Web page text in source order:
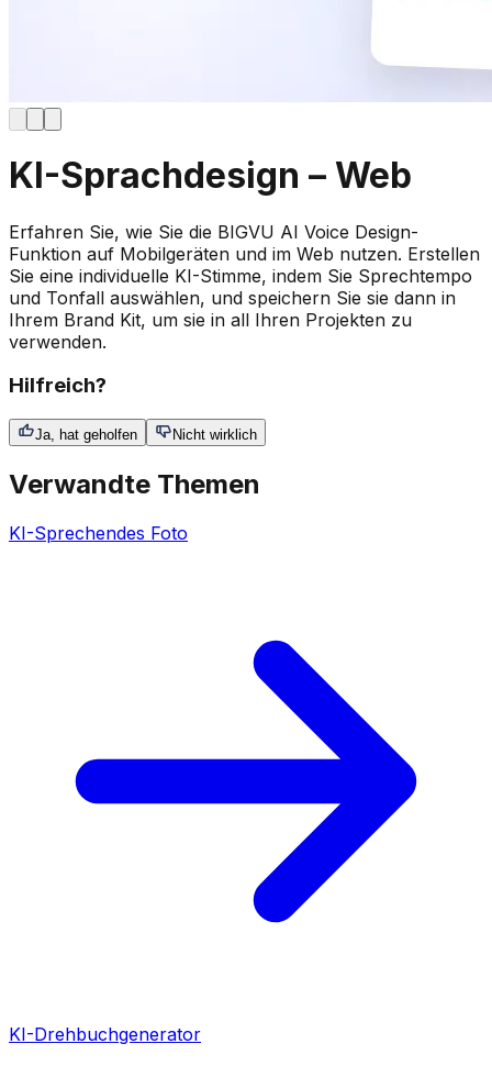
KI-Sprachdesign – Web
Erfahren Sie, wie Sie die BIGVU AI Voice Design-
Funktion auf Mobilgeräten und im Web nutzen. Erstellen
Sie eine individuelle KI-Stimme, indem Sie Sprechtempo
und Tonfall auswählen, und speichern Sie sie dann in
Ihrem Brand Kit, um sie in all Ihren Projekten zu
verwenden.
Hilfreich?
Ja, hat geholfen Nicht wirklich
Verwandte Themen
KI-Sprechendes Foto
KI-Drehbuchgenerator